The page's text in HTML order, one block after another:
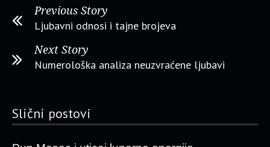
Previous Story
Ljubavni odnosi i tajne brojeva
Next Story
Numerološka analiza neuzvraćene ljubavi
Slični postovi